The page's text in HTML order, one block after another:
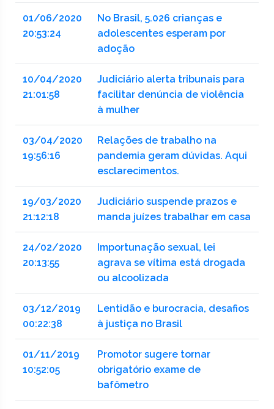
01/06/2020
20:53:24
No Brasil, 5.026 crianças e
adolescentes esperam por
adoção
10/04/2020
21:01:58
Judiciário alerta tribunais para
facilitar denúncia de violência
à mulher
03/04/2020
19:56:16
Relações de trabalho na
pandemia geram dúvidas. Aqui
esclarecimentos.
19/03/2020
21:12:18
Judiciário suspende prazos e
manda juízes trabalhar em casa
24/02/2020
20:13:55
Importunação sexual, lei
agrava se vítima está drogada
ou alcoolizada
03/12/2019
00:22:38
Lentidão e burocracia, desafios
à justiça no Brasil
01/11/2019
10:52:05
Promotor sugere tornar
obrigatório exame de
bafômetro